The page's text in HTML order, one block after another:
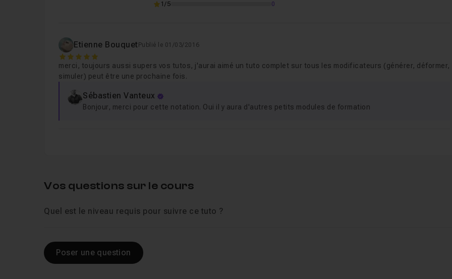
1/5
0
Etienne Bouquet Publié le 01/03/2016
5
merci, toujours aussi supers vos tutos, j'aurai aimé un tuto complet sur tous les modificateurs (générer, déformer,
simuler) peut être une prochaine fois.
Sébastien Vanteux
Bonjour, merci pour cette notation. Oui il y aura d'autres petits modules de formation
Vos questions sur le cours
Quel est le niveau requis pour suivre ce tuto ?
Poser une question